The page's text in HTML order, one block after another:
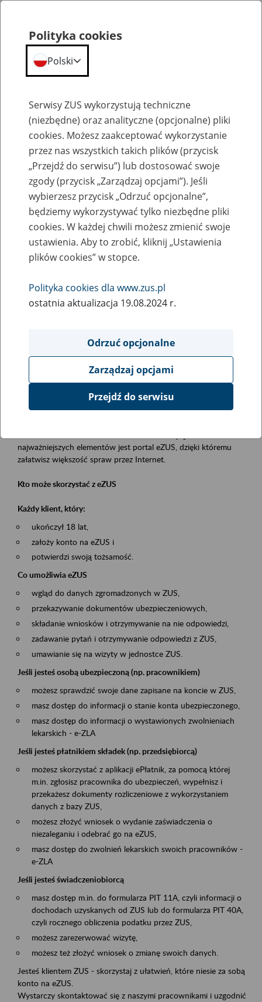
Szkolenia
Zaproś ZUS do siebie - zakładanie profili
eZUS w siedzibie Twojej firmy
Rodzaj wydarzenia
Szkolenia
Obszar merytoryczny
obsługa klientów
Opis wydarzenia
Platforma Usług Elektronicznych eZUS
najważniejszych elementów jest portal eZUS, dzięki któremu
załatwisz większość spraw przez Internet.
Kto może skorzystać z eZUS
Każdy klient, który:
ukończył 18 lat,
założy konto na eZUS i
potwierdzi swoją tożsamość.
Co umożliwia eZUS
wgląd do danych zgromadzonych w ZUS,
przekazywanie dokumentów ubezpieczeniowych,
składanie wniosków i otrzymywanie na nie odpowiedzi,
zadawanie pytań i otrzymywanie odpowiedzi z ZUS,
umawianie się na wizyty w jednostce ZUS.
Jeśli jesteś osobą ubezpieczoną (np. pracownikiem)
możesz sprawdzić swoje dane zapisane na koncie w ZUS,
masz dostęp do informacji o stanie konta ubezpieczonego,
masz dostęp do informacji o wystawionych zwolnieniach
lekarskich - e-ZLA
Jeśli jesteś płatnikiem składek (np. przedsiębiorcą)
możesz skorzystać z aplikacji ePłatnik, za pomocą której
m.in. zgłosisz pracownika do ubezpieczeń, wypełnisz i
przekażesz dokumenty rozliczeniowe z wykorzystaniem
danych z bazy ZUS,
możesz złożyć wniosek o wydanie zaświadczenia o
niezaleganiu i odebrać go na eZUS,
masz dostęp do zwolnień lekarskich swoich pracowników -
e-ZLA
Jeśli jesteś świadczeniobiorcą
masz dostęp m.in. do formularza PIT 11A, czyli informacji o
dochodach uzyskanych od ZUS lub do formularza PIT 40A,
czyli rocznego obliczenia podatku przez ZUS,
możesz zarezerwować wizytę,
możesz też złożyć wniosek o zmianę swoich danych.
Jesteś klientem ZUS - skorzystaj z ułatwień, które niesie za sobą
konto na eZUS.
Wystarczy skontaktować się z naszymi pracownikami i uzgodnić
Polityka cookies
Polski
Serwisy ZUS wykorzystują techniczne
(niezbędne) oraz analityczne (opcjonalne) pliki
cookies. Możesz zaakceptować wykorzystanie
przez nas wszystkich takich plików (przycisk
„Przejdź do serwisu”) lub dostosować swoje
zgody (przycisk „Zarządzaj opcjami”). Jeśli
wybierzesz przycisk „Odrzuć opcjonalne”,
będziemy wykorzystywać tylko niezbędne pliki
cookies. W każdej chwili możesz zmienić swoje
ustawienia. Aby to zrobić, kliknij „Ustawienia
plików cookies” w stopce.
Polityka cookies dla www.zus.pl
ostatnia aktualizacja 19.08.2024 r.
Odrzuć opcjonalne
Zarządzaj opcjami
Przejdź do serwisu